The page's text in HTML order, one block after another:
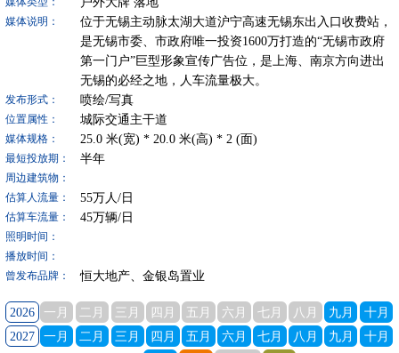
媒体说明：
位于无锡主动脉太湖大道沪宁高速无锡东出入口收费站，
是无锡市委、市政府唯一投资1600万打造的“无锡市政府
第一门户”巨型形象宣传广告位，是上海、南京方向进出
无锡的必经之地，人车流量极大。
发布形式： 喷绘/写真
位置属性： 城际交通主干道
媒体规格： 25.0米(宽) * 20.0米(高) * 2 (面)
最短投放期： 半年
周边建筑物：
估算人流量：
55万人/日
估算车流量： 45万辆/日
照明时间：
播放时间：
曾发布品牌：
恒大地产、金银岛置业
2026 一月 二月 三月 四月 五月 六月 七月 八月 九月
十月
2027
一月 二月 三月 四月 五月 六月 七月 八月 九月
十月